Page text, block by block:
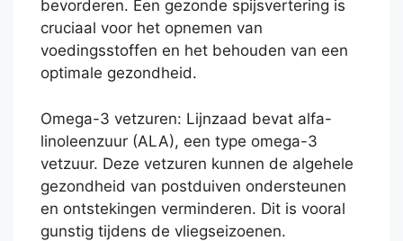
bevorderen. Een gezonde spijsvertering is
cruciaal voor het opnemen van
voedingsstoffen en het behouden van een
optimale gezondheid.
Omega-3 vetzuren: Lijnzaad bevat alfa-
linoleenzuur (ALA), een type omega-3
vetzuur. Deze vetzuren kunnen de algehele
gezondheid van postduiven ondersteunen
en ontstekingen verminderen. Dit is vooral
gunstig tijdens de vliegseizoenen.